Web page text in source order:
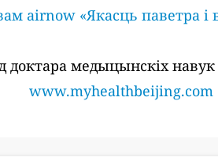
airnow «Якасць паветра і
медыцынскіх навук
www.myhealthbeijing.com